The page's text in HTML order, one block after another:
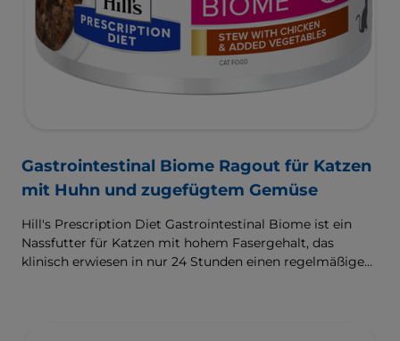
Gastrointestinal Biome Ragout für Katzen
mit Huhn und zugefügtem Gemüse
Hill's Prescription Diet Gastrointestinal Biome ist ein
Nassfutter für Katzen mit hohem Fasergehalt, das
klinisch erwiesen in nur 24 Stunden einen regelmäßigen,